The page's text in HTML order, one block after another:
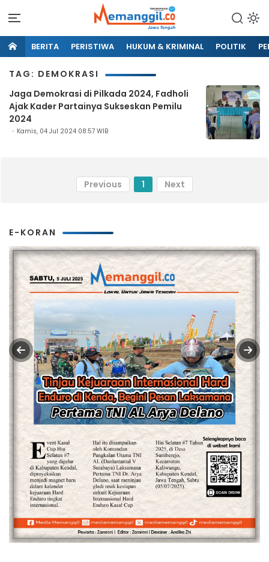
BERITA PERISTIWA HUKUM & KRIMINAL POLITIK
TAG: DEMOKRASI
Jaga Demokrasi di Pilkada 2024, Fadholi
Ajak Kader Partainya Sukseskan Pemilu
2024
Kamis, 04 Jul 2024 08:57 WIB
Previous 1 Next
E-KORAN